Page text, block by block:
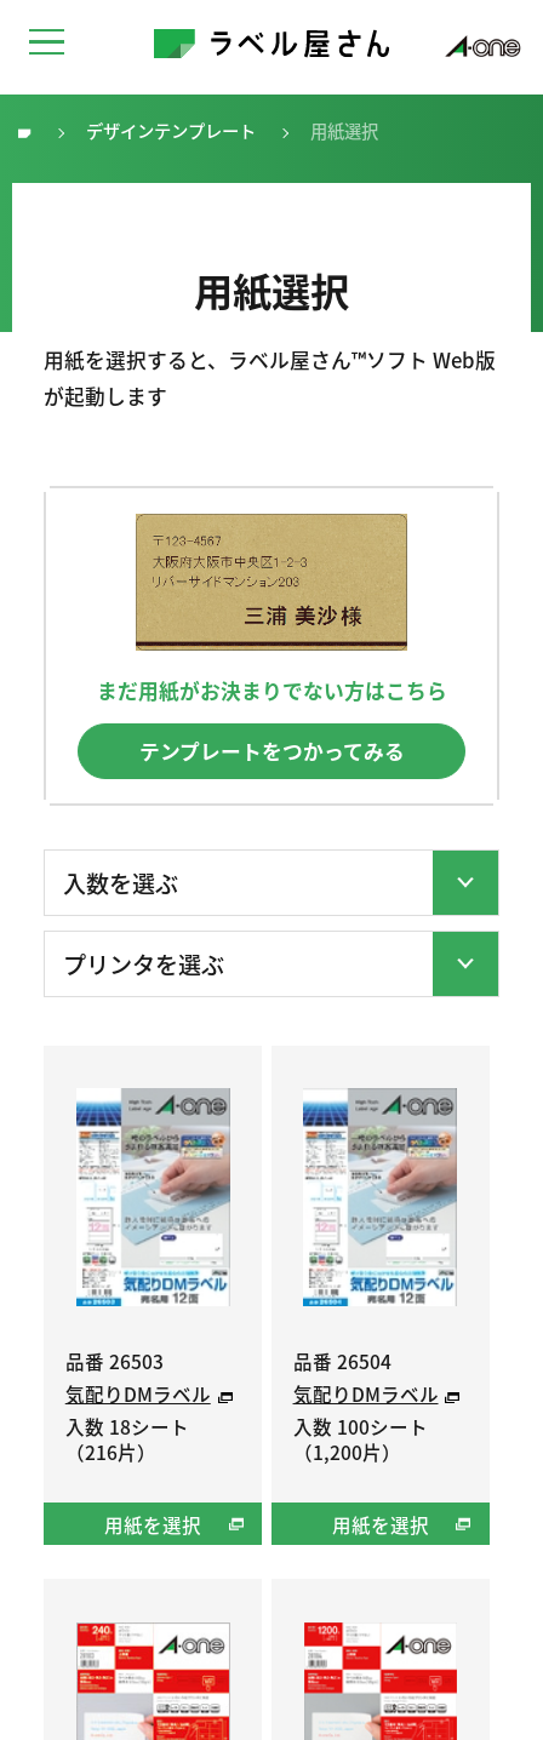
トップ デザインテンプレート 用紙選択
用紙選択
用紙を選択すると、ラベル屋さん™ソフト Web版
が起動します
まだ用紙がお決まりでない方はこちら
テンプレートをつかってみる
品番 26503
気配りDMラベル
入数 18シート
（216片）
用紙を選択
品番 26504
気配りDMラベル
入数 100シート
（1,200片）
用紙を選択